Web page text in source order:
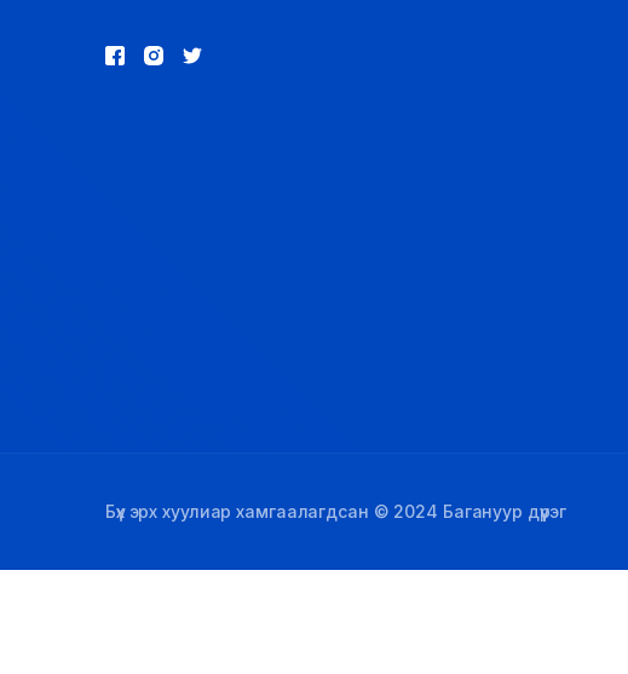
Бүх эрх хуулиар хамгаалагдсан © 2024 Багануур дүүрэг